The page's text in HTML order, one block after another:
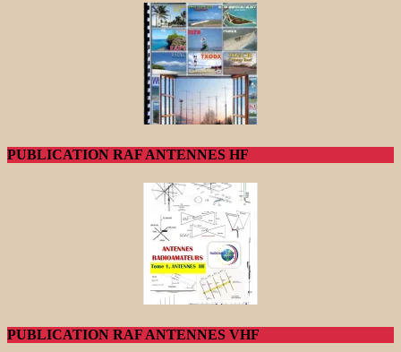
PUBLICATION RAF ANTENNES HF
PUBLICATION RAF ANTENNES VHF